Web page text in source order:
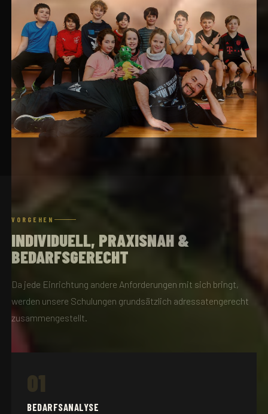
HOUSE
VORGEHEN
INDIVIDUELL, PRAXISNAH &
BEDARFSGERECHT
Da jede Einrichtung andere Anforderungen mit sich bringt,
werden unsere Schulungen grundsätzlich adressatengerecht
zusammengestellt.
01
BEDARFSANALYSE